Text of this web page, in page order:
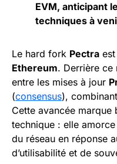
EVM, anticipant
techniques à
Le hard fork Pectra
Ethereum. Derrière ce
entre les mises à jour
(consensus),
Cette avancée marque
technique : elle
du réseau en réponse
d’utilisabilité et de